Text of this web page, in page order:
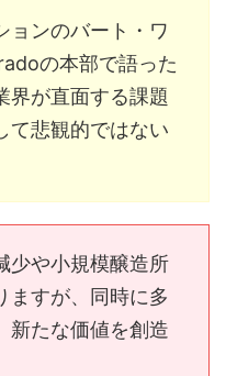
ョンのバート・ワ
の本部で語った
界が直面する課題
て悲観的ではない
少や小規模醸造所
ますが、同時に多
新たな価値を創造